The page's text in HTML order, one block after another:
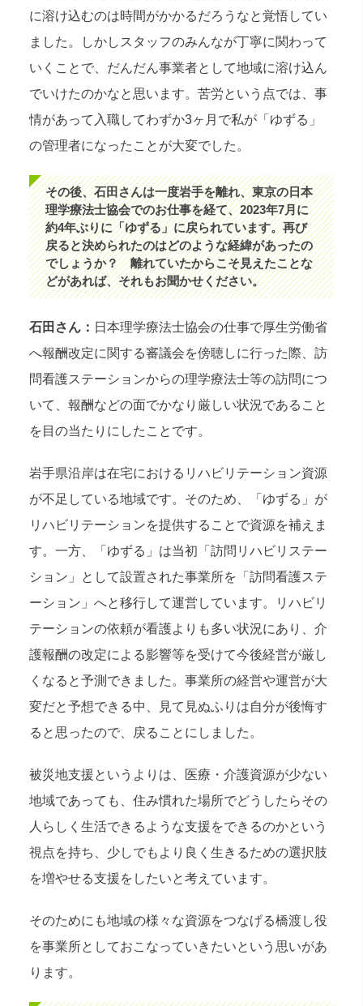
に溶け込むのは時間がかかるだろうなと覚悟してい
ました。しかしスタッフのみんなが丁寧に関わって
いくことで、だんだん事業者として地域に溶け込ん
でいけたのかなと思います。苦労という点では、事
情があって入職してわずか3ヶ月で私が「ゆずる」
の管理者になったことが大変でした。
その後、石田さんは一度岩手を離れ、東京の日本
理学療法士協会でのお仕事を経て、2023年7月に
約4年ぶりに「ゆずる」に戻られています。再び
戻ると決められたのはどのような経緯があったの
でしょうか？ 離れていたからこそ見えたことな
どがあれば、それもお聞かせください。
石田さん： 日本理学療法士協会の仕事で厚生労働省
へ報酬改定に関する審議会を傍聴しに行った際、訪
問看護ステーションからの理学療法士等の訪問につ
いて、報酬などの面でかなり厳しい状況であること
を目の当たりにしたことです。
岩手県沿岸は在宅におけるリハビリテーション資源
が不足している地域です。そのため、「ゆずる」が
リハビリテーションを提供することで資源を補えま
す。一方、「ゆずる」は当初「訪問リハビリステー
ション」として設置された事業所を「訪問看護ステ
ーション」へと移行して運営しています。リハビリ
テーションの依頼が看護よりも多い状況にあり、介
護報酬の改定による影響等を受けて今後経営が厳し
くなると予測できました。事業所の経営や運営が大
変だと予想できる中、見て見ぬふりは自分が後悔す
ると思ったので、戻ることにしました。
被災地支援というよりは、医療・介護資源が少ない
地域であっても、住み慣れた場所でどうしたらその
人らしく生活できるような支援をできるのかという
視点を持ち、少しでもより良く生きるための選択肢
を増やせる支援をしたいと考えています。
そのためにも地域の様々な資源をつなげる橋渡し役
を事業所としておこなっていきたいという思いがあ
ります。